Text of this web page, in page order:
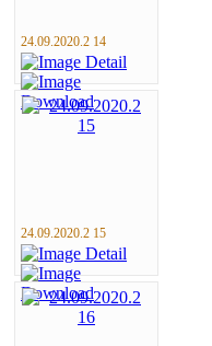
24.09.2020.2 14
24.09.2020.2 15